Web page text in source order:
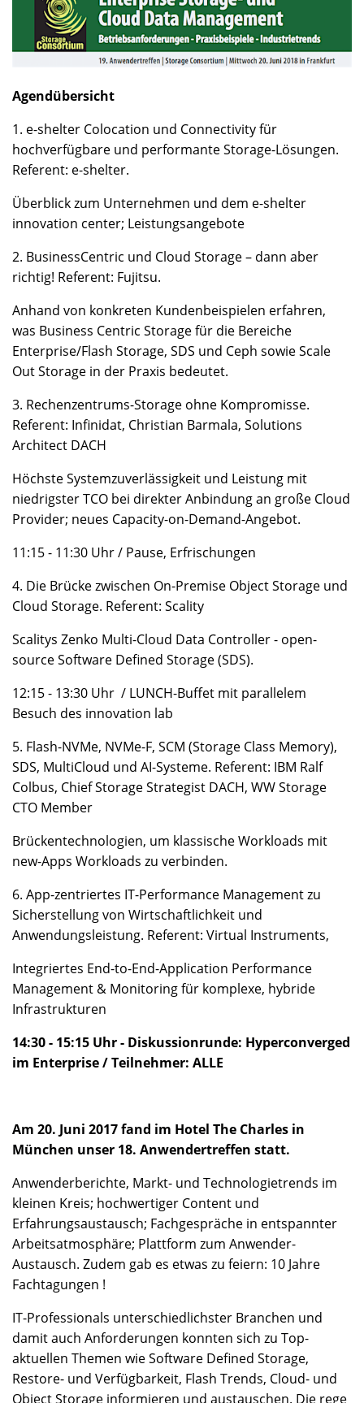
Agendübersicht
1. e-shelter Colocation und Connectivity für
hochverfügbare und performante Storage-Lösungen.
Referent: e-shelter.
Überblick zum Unternehmen und dem e-shelter
innovation center; Leistungsangebote
2. BusinessCentric und Cloud Storage – dann aber
richtig! Referent: Fujitsu.
Anhand von konkreten Kundenbeispielen erfahren,
was Business Centric Storage für die Bereiche
Enterprise/Flash Storage, SDS und Ceph sowie Scale
Out Storage in der Praxis bedeutet.
3. Rechenzentrums-Storage ohne Kompromisse.
Referent: Infinidat, Christian Barmala, Solutions
Architect DACH
Höchste Systemzuverlässigkeit und Leistung mit
niedrigster TCO bei direkter Anbindung an große Cloud
Provider; neues Capacity-on-Demand-Angebot.
11:15 - 11:30 Uhr / Pause, Erfrischungen
4. Die Brücke zwischen On-Premise Object Storage und
Cloud Storage. Referent: Scality
Scalitys Zenko Multi-Cloud Data Controller - open-
source Software Defined Storage (SDS).
12:15 - 13:30 Uhr / LUNCH-Buffet mit parallelem
Besuch des innovation lab
5. Flash-NVMe, NVMe-F, SCM (Storage Class Memory),
SDS, MultiCloud und AI-Systeme. Referent: IBM Ralf
Colbus, Chief Storage Strategist DACH, WW Storage
CTO Member
Brückentechnologien, um klassische Workloads mit
new-Apps Workloads zu verbinden.
6. App-zentriertes IT-Performance Management zu
Sicherstellung von Wirtschaftlichkeit und
Anwendungsleistung. Referent: Virtual Instruments,
Integriertes End-to-End-Application Performance
Management & Monitoring für komplexe, hybride
Infrastrukturen
14:30 - 15:15 Uhr - Diskussionrunde: Hyperconverged
im Enterprise / Teilnehmer: ALLE
Am 20. Juni 2017 fand im Hotel The Charles in
München unser 18. Anwendertreffen statt.
Anwenderberichte, Markt- und Technologietrends im
kleinen Kreis; hochwertiger Content und
Erfahrungsaustausch; Fachgespräche in entspannter
Arbeitsatmosphäre; Plattform zum Anwender-
Austausch. Zudem gab es etwas zu feiern: 10 Jahre
Fachtagungen !
IT-Professionals unterschiedlichster Branchen und
damit auch Anforderungen konnten sich zu Top-
aktuellen Themen wie Software Defined Storage,
Restore- und Verfügbarkeit, Flash Trends, Cloud- und
Object Storage informieren und austauschen. Die rege